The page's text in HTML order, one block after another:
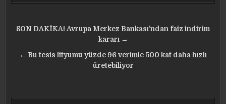
Yazı
SON DAKİKA! Avrupa Merkez Bankası’ndan faiz indirim
kararı →
← Bu tesis lityumu yüzde 96 verimle 500 kat daha hızlı
üretebiliyor